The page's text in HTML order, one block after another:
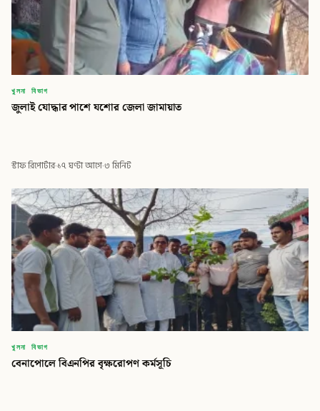
খুলনা বিভাগ
জুলাই যোদ্ধার পাশে যশোর জেলা জামায়াত
স্টাফ রিপোর্টার·১৭ ঘণ্টা আগে·৩ মিনিট
খুলনা বিভাগ
বেনাপোলে বিএনপির বৃক্ষরোপণ কর্মসূচি